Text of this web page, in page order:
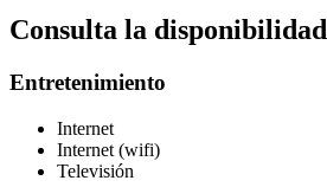
Consulta la disponibilidad
Entretenimiento
Internet
Internet (wifi)
Televisión